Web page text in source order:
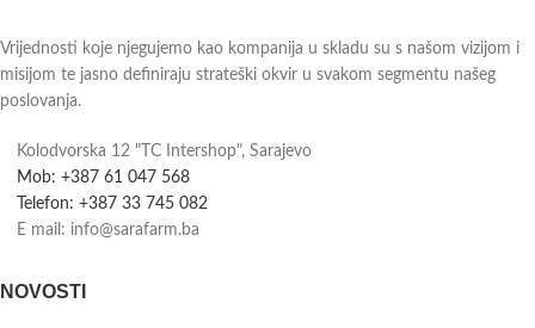
Vrijednosti koje njegujemo kao kompanija u skladu su s našom vizijom i
misijom te jasno definiraju strateški okvir u svakom segmentu našeg
poslovanja.
Kolodvorska 12 "TC Intershop", Sarajevo
Mob: +387 61 047 568
Telefon: +387 33 745 082
E mail: info@sarafarm.ba
NOVOSTI